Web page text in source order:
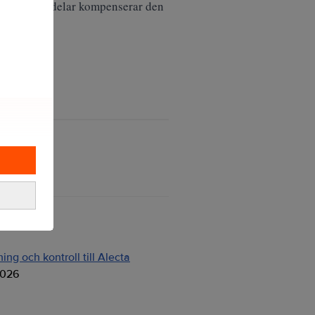
stora delar kompenserar den
och kontroll till Alecta